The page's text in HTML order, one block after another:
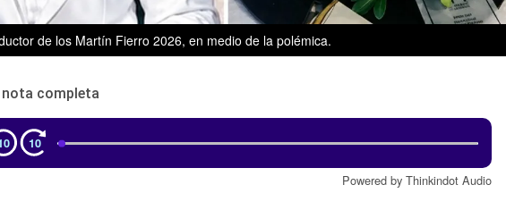
de los Martín Fierro 2026, en medio de la polémica.
nota completa
10
Powered by Thinkindot Audio